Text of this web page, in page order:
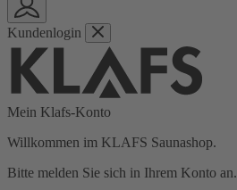
Kundenlogin
Mein Klafs-Konto
Willkommen im KLAFS Saunashop.
Bitte melden Sie sich in Ihrem Konto an.